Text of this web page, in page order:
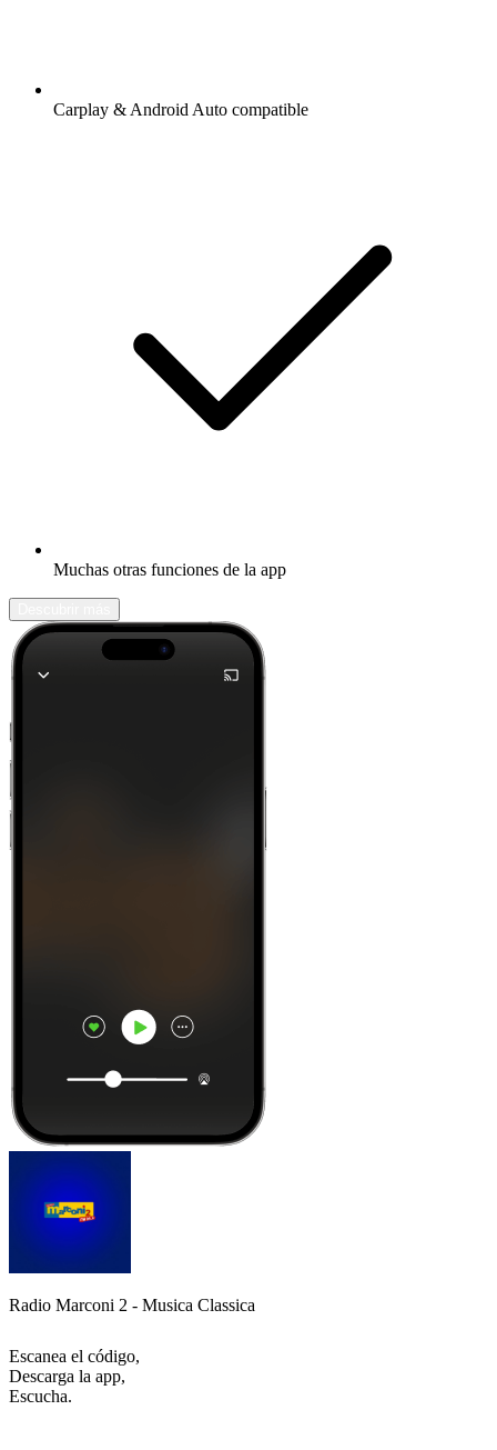
Carplay & Android Auto compatible
Muchas otras funciones de la app
Radio Marconi 2 - Musica Classica
Escanea el código,
Descarga la app,
Escucha.